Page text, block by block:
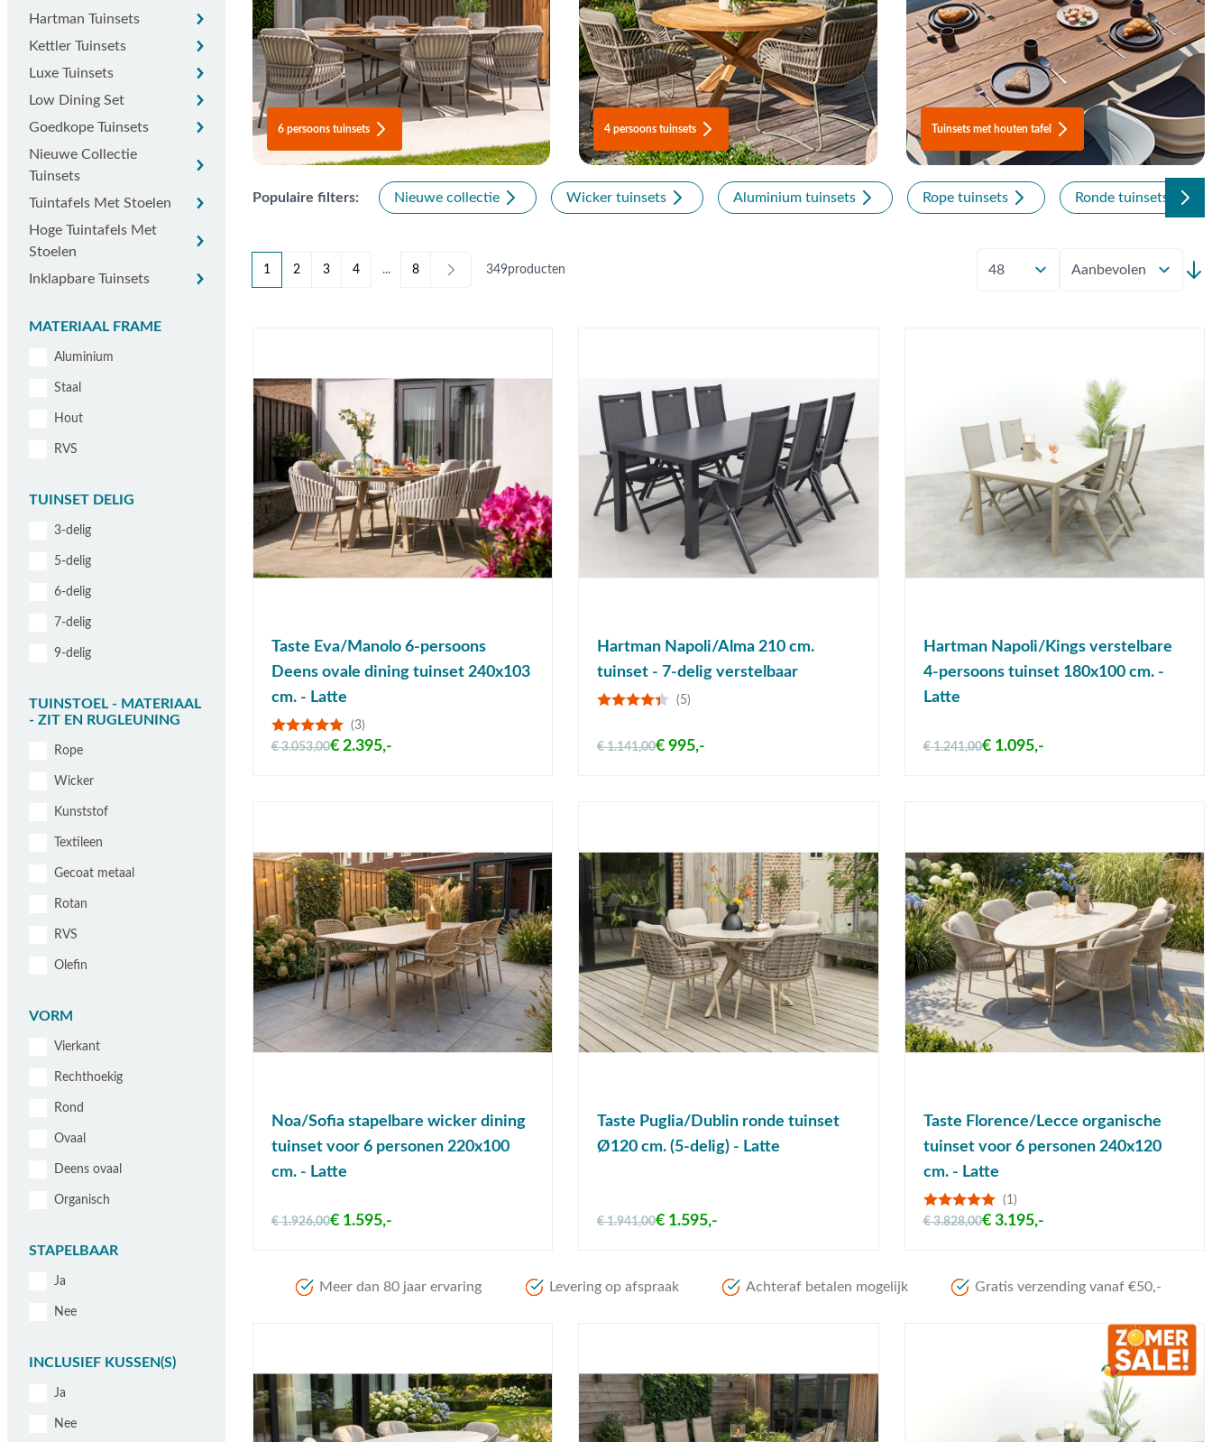
6 persoons tuinsets 4 persoons tuinsets Tuinsets met houten tafel
Populaire filters: Nieuwe collectie Wicker tuinsets Aluminium tuinsets Rope tuinsets Ronde tuinsets
1 2 3 4 ... 8 349producten
Taste Eva/Manolo 6-persoons
Deens ovale dining tuinset 240x103
cm. - Latte
(3)
€ 3.053,00€ 2.395,-
Hartman Napoli/Alma 210 cm.
tuinset - 7-delig verstelbaar
(5)
€ 1.141,00€ 995,-
Hartman Napoli/Kings verstelbare
4-persoons tuinset 180x100 cm. -
Latte
€ 1.241,00€ 1.095,-
Noa/Sofia stapelbare wicker dining
tuinset voor 6 personen 220x100
cm. - Latte
€ 1.926,00€ 1.595,-
Taste Puglia/Dublin ronde tuinset
Ø120 cm. (5-delig) - Latte
€ 1.941,00€ 1.595,-
Taste Florence/Lecce organische
tuinset voor 6 personen 240x120
cm. - Latte
(1)
€ 3.828,00€ 3.195,-
Meer dan 80 jaar ervaring Levering op afspraak Achteraf betalen mogelijk Gratis verzending vanaf €50,-
Hartman tuinsets
Hartman Tuinsets
Kettler tuinsets
Kettler Tuinsets
Luxe tuinsets
Luxe Tuinsets
Low dining set
Low Dining Set
Goedkope tuinsets
Goedkope Tuinsets
Nieuwe collectie tuinsets
Nieuwe Collectie
Tuinsets
Tuintafels met stoelen
Tuintafels Met Stoelen
Hoge tuintafels met stoelen
Hoge Tuintafels Met
Stoelen
Inklapbare tuinsets
Inklapbare Tuinsets
MATERIAAL FRAME
Aluminium
Staal
Hout
RVS
TUINSET DELIG
3-delig
5-delig
6-delig
7-delig
9-delig
TUINSTOEL - MATERIAAL
- ZIT EN RUGLEUNING
Rope
Wicker
Kunststof
Textileen
Gecoat metaal
Rotan
RVS
Olefin
VORM
Vierkant
Rechthoekig
Rond
Ovaal
Deens ovaal
Organisch
STAPELBAAR
Ja
Nee
INCLUSIEF KUSSEN(S)
Ja
Nee